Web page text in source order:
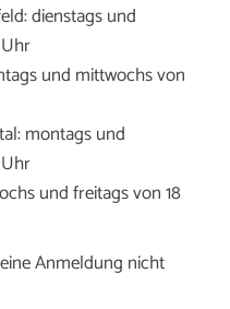
dienstags und
und mittwochs von
montags und
und freitags von 18
eine Anmeldung nicht